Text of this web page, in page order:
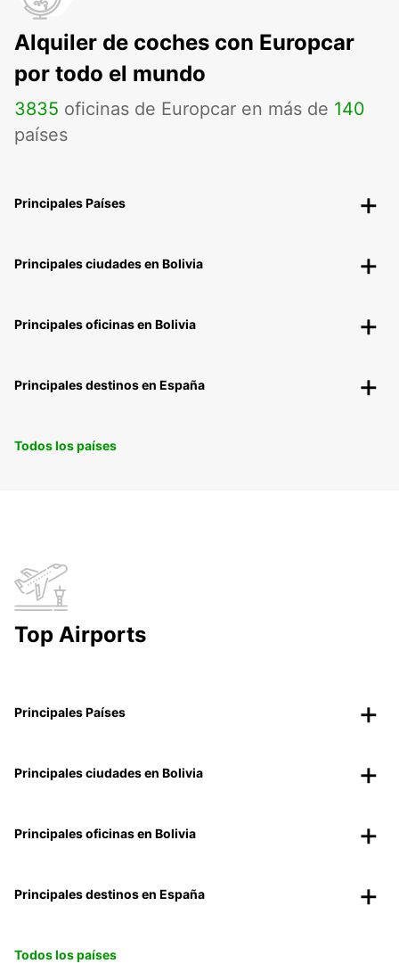
Alquiler de coches con Europcar
por todo el mundo
3835 oficinas de Europcar en más de 140
países
Principales Países
Principales ciudades en Bolivia
Principales oficinas en Bolivia
Principales destinos en España
Todos los países
Top Airports
Principales Países
Principales ciudades en Bolivia
Principales oficinas en Bolivia
Principales destinos en España
Todos los países